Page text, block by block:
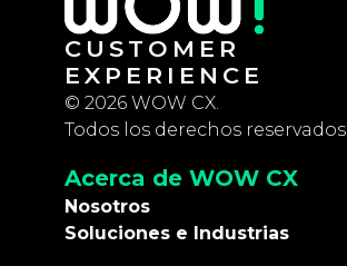
CUSTOMER
EXPERIENCE
© 2026 WOW CX.
Todos los derechos reservados.
Acerca de WOW CX
Nosotros
Soluciones e Industrias